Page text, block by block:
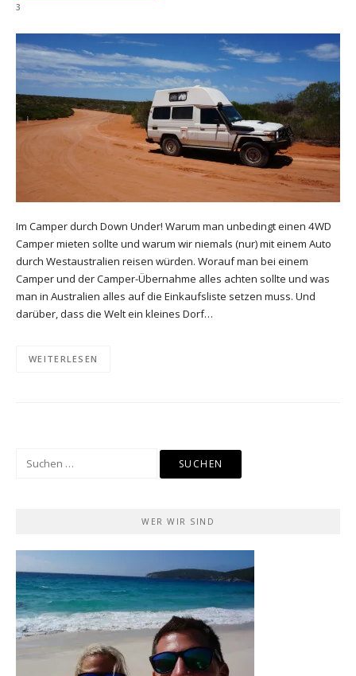
3
Im Camper durch Down Under! Warum man unbedingt einen 4WD
Camper mieten sollte und warum wir niemals (nur) mit einem Auto
durch Westaustralien reisen würden. Worauf man bei einem
Camper und der Camper-Übernahme alles achten sollte und was
man in Australien alles auf die Einkaufsliste setzen muss. Und
darüber, dass die Welt ein kleines Dorf…
WEITERLESEN
WER WIR SIND